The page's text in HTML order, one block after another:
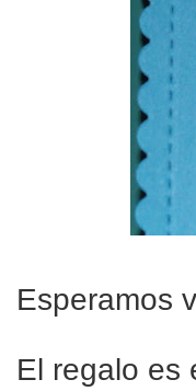
Esperamos
El regalo es